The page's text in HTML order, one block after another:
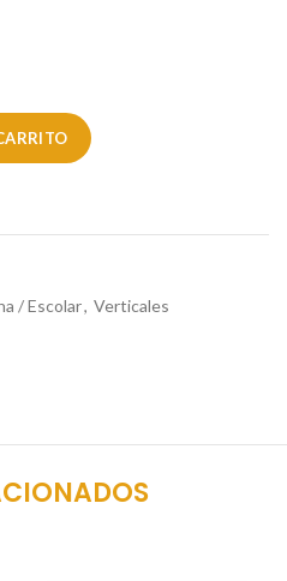
/ Escolar, Verticales